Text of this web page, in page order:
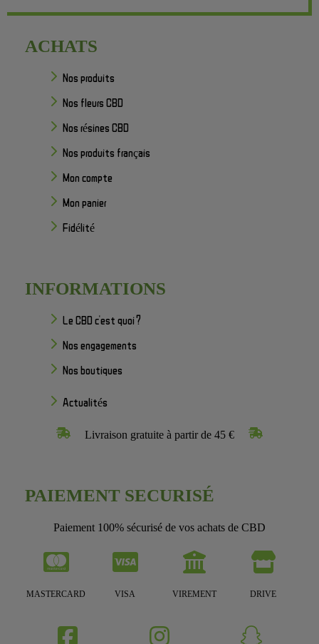
ACHATS
Nos produits
Nos fleurs CBD
Nos résines CBD
Nos produits français
Mon compte
Mon panier
Fidélité
INFORMATIONS
Le CBD c'est quoi ?
Nos engagements
Nos boutiques
Actualités
Livraison gratuite à partir de 45 €
PAIEMENT SECURISÉ
Paiement 100% sécurisé de vos achats de CBD
MASTERCARD VISA VIREMENT DRIVE